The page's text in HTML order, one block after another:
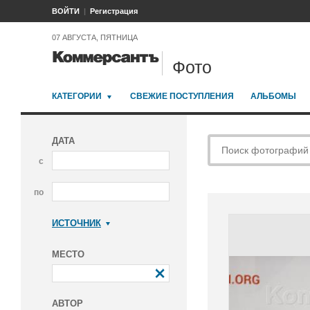
ВОЙТИ Регистрация
07 АВГУСТА, ПЯТНИЦА
Фото
КАТЕГОРИИ СВЕЖИЕ ПОСТУПЛЕНИЯ АЛЬБОМЫ
ДАТА
с
по
ИСТОЧНИК
МЕСТО
АВТОР